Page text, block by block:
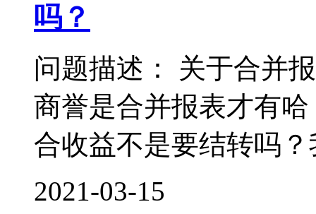
吗？
问题描述： 关于合并
商誉是合并报表才有
合收益不是要结转吗
2021-03-15